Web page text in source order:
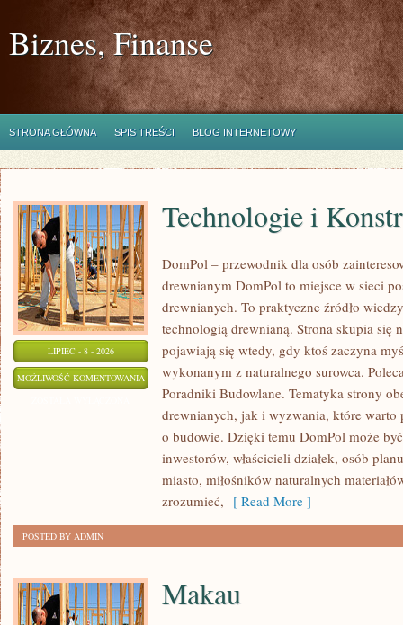
Biznes, Finanse
STRONA GŁÓWNA SPIS TREŚCI BLOG INTERNETOWY
LIPIEC - 8 - 2026
MOŻLIWOŚĆ KOMENTOWANIA TECHNOLOGIE
KONSTRUKCJE
Technologie i
DomPol – przewodnik dla osób
drewnianym DomPol to miejsce w sieci
drewnianych. To praktyczne źródło
technologią drewnianą. Strona skupia się
pojawiają się wtedy, gdy ktoś zaczyna
wykonanym z naturalnego surowca.
Poradniki Budowlane. Tematyka strony
drewnianych, jak i wyzwania, które warto
o budowie. Dzięki temu DomPol może
inwestorów, właścicieli działek, osób
miasto, miłośników naturalnych
zrozumieć, [ Read More ]
POSTED BY ADMIN
Makau